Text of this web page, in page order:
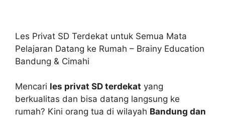
Les Privat SD Terdekat untuk Semua Mata
Pelajaran Datang ke Rumah – Brainy Education
Bandung & Cimahi
Mencari les privat SD terdekat yang
berkualitas dan bisa datang langsung ke
rumah? Kini orang tua di wilayah Bandung dan